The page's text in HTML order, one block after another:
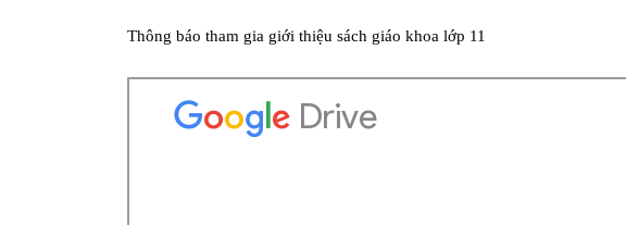
Thông báo tham gia giới thiệu sách giáo khoa lớp 11